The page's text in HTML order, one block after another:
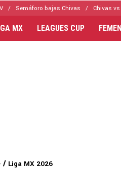
Semáforo bajas Chivas Chivas vs
MX LEAGUES CUP
Liga MX 2026